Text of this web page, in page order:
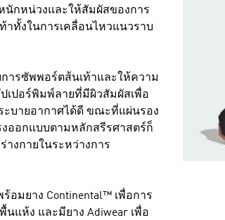
นักหน่วงและให้สัมผัสของการ
าทั้งในการเคลื่อนไหวแนวราบ
การซัพพอร์ตส้นเท้าและให้ความ
เปอร์พิมพ์ลายที่มีผิวสัมผัสเพื่อ
ะบายอากาศได้ดี ขณะที่แผ่นรอง
งออกแบบตามหลักสรีรศาสตร์ก็
างกายในระหว่างการ
มยาง Continental™ เพื่อการ
นแห้ง และมียาง Adiwear เพื่อ